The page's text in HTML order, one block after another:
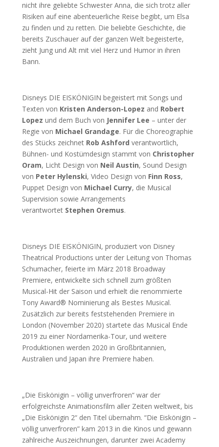
nicht ihre geliebte Schwester Anna, die sich trotz aller
Risiken auf eine abenteuerliche Reise begibt, um Elsa
zu finden und zu retten. Die beliebte Geschichte, die
bereits Zuschauer auf der ganzen Welt begeisterte,
zieht Jung und Alt mit viel Herz und Humor in ihren
Bann.
Disneys DIE EISKÖNIGIN begeistert mit Songs und
Texten von Kristen Anderson-Lopez and Robert
Lopez und dem Buch von Jennifer Lee – unter der
Regie von Michael Grandage. Für die Choreographie
des Stücks zeichnet Rob Ashford verantwortlich,
Bühnen- und Kostümdesign stammt von Christopher
Oram, Licht Design von Neil Austin, Sound Design
von Peter Hylenski, Video Design von Finn Ross,
Puppet Design von Michael Curry, die Musical
Supervision sowie Arrangements
verantwortet Stephen Oremus.
Disneys DIE EISKÖNIGIN, produziert von Disney
Theatrical Productions unter der Leitung von Thomas
Schumacher, feierte im März 2018 Broadway
Premiere, entwickelte sich schnell zum größten
Musical-Hit der Saison und erhielt die renommierte
Tony Award® Nominierung als Bestes Musical.
Zusätzlich zur bereits feststehenden Premiere in
London (November 2020) startete das Musical Ende
2019 zu einer Nordamerika-Tour, und weitere
Produktionen werden 2020 in Großbritannien,
Australien und Japan ihre Premiere haben.
„Die Eiskönigin – völlig unverfroren“ war der
erfolgreichste Animationsfilm aller Zeiten weltweit, bis
„Die Eiskönigin 2“ den Titel übernahm. “Die Eiskönigin –
völlig unverfroren” kam 2013 in die Kinos und gewann
zahlreiche Auszeichnungen, darunter zwei Academy